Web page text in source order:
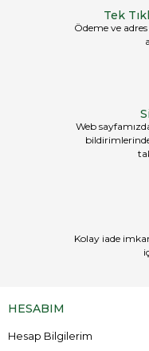
Tek
Ödeme ve
Web
Kolay iade
HESABIM
Hesap Bilgilerim